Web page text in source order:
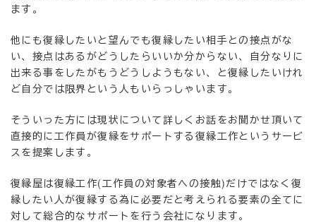
ます。
他にも復縁したいと望んでも復縁したい相手との接点がな
い、接点はあるがどうしたらいいか分からない、自分なりに
出来る事をしたがもうどうしようもない、と復縁したいけれ
ど自分では限界という人もいらっしゃいます。
そういった方には現状について詳しくお話をお聞かせ頂いて
直接的に工作員が復縁をサポートする復縁工作というサービ
スを提案します。
復縁屋は復縁工作(工作員の対象者への接触)だけではなく復
縁したい人が復縁する為に必要だと考えられる要素の全てに
対して総合的なサポートを行う会社になります。